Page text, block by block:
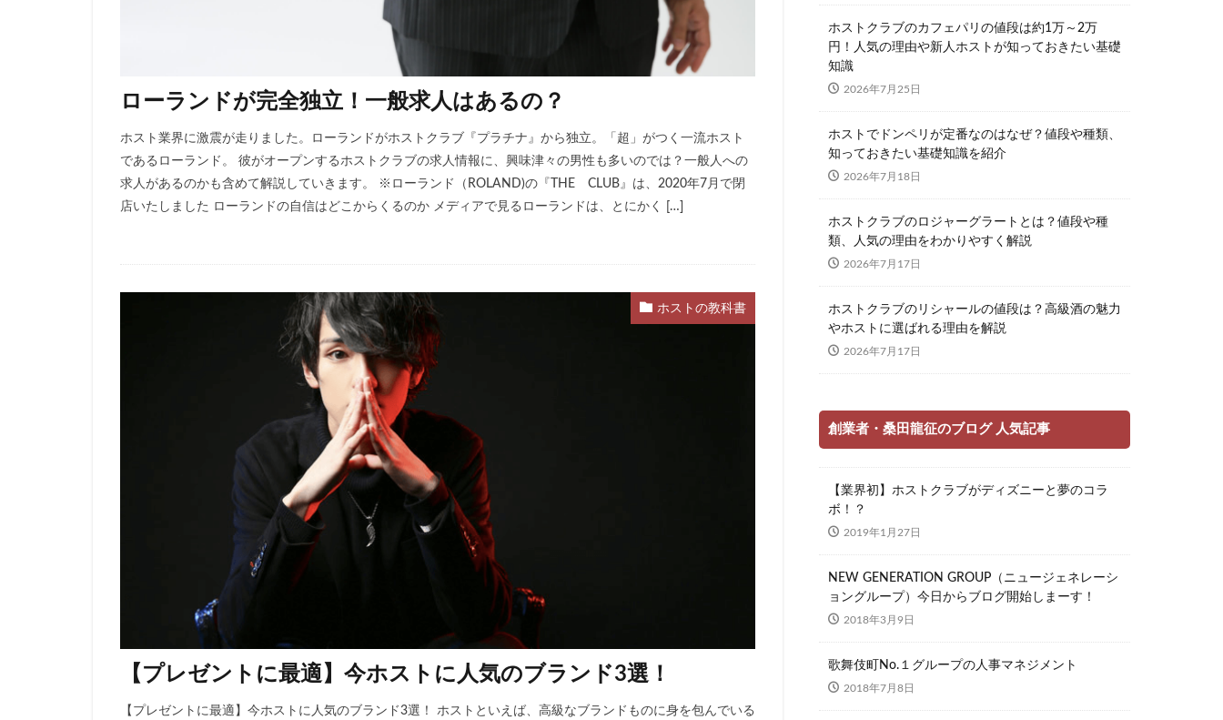
ローランドが完全独立！一般求人はあるの？
ホスト業界に激震が走りました。ローランドがホストクラブ『プラチナ』から独立。「超」がつく一流ホスト
であるローランド。 彼がオープンするホストクラブの求人情報に、興味津々の男性も多いのでは？一般人への
求人があるのかも含めて解説していきます。 ※ローランド（ROLAND)の『THE CLUB』は、2020年7月で閉
店いたしました ローランドの自信はどこからくるのか メディアで見るローランドは、とにかく […]
ホストの教科書
【プレゼントに最適】今ホストに人気のブランド3選！
【プレゼントに最適】今ホストに人気のブランド3選！ ホストといえば、高級なブランドものに身を包んでいる
ホストクラブのカフェパリの値段は約1万～2万
円！人気の理由や新人ホストが知っておきたい基礎
知識
2026年7月25日
ホストでドンペリが定番なのはなぜ？値段や種類、
知っておきたい基礎知識を紹介
2026年7月18日
ホストクラブのロジャーグラートとは？値段や種
類、人気の理由をわかりやすく解説
2026年7月17日
ホストクラブのリシャールの値段は？高級酒の魅力
やホストに選ばれる理由を解説
2026年7月17日
創業者・桑田龍征のブログ 人気記事
【業界初】ホストクラブがディズニーと夢のコラ
ボ！？
2019年1月27日
NEW GENERATION GROUP（ニュージェネレーシ
ョングループ）今日からブログ開始しまーす！
2018年3月9日
歌舞伎町No.１グループの人事マネジメント
2018年7月8日